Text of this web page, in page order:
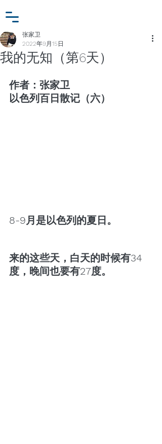
我的无知（第6天）
张家卫
2022年9月15日
作者：张家卫
以色列百日散记（六）
8-9月是以色列的夏日。
来的这些天，白天的时候有34
度，晚间也要有27度。